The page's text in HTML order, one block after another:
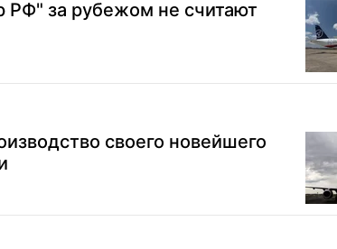
РФ" за рубежом не считают
своего новейшего